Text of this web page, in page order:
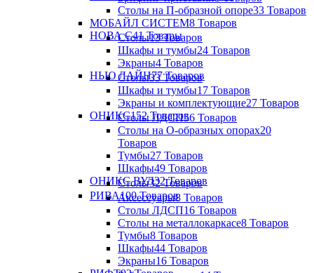
Столы на П-образной опоре33 Товаров
МОБАЙЛ СИСТЕМ8 Товаров
НОВА С41 Товары
Столы13 Товаров
Шкафы и тумбы24 Товаров
Экраны4 Товаров
НЬЮ ЛАЙН77 Товаров
Столы33 Товаров
Шкафы и тумбы17 Товаров
Экраны и комплектующие27 Товаров
ОНИКС152 Товаров
Столы ЛДСП56 Товаров
Столы на О-образных опорах20
Товаров
Тумбы27 Товаров
Шкафы49 Товаров
ОНИКС ВУД32 Товаров
Столы32 Товаров
РИВА100 Товаров
Аксессуары8 Товаров
Столы ЛДСП16 Товаров
Столы на металлокаркасе8 Товаров
Тумбы8 Товаров
Шкафы44 Товаров
Экраны16 Товаров